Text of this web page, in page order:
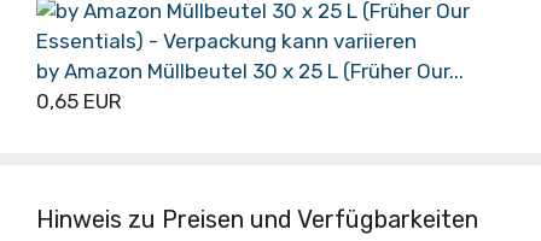
by Amazon Müllbeutel 30 x 25 L (Früher Our...
0,65 EUR
Hinweis zu Preisen und Verfügbarkeiten